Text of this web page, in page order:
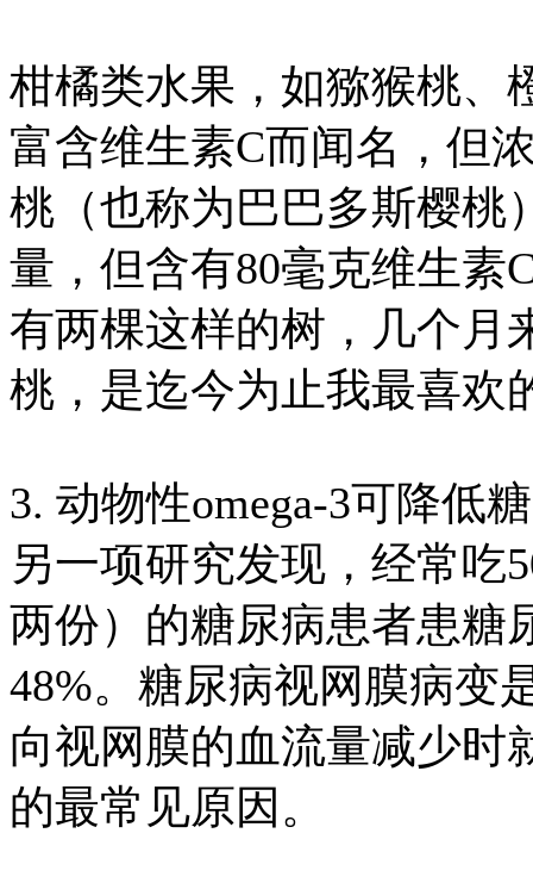
柑橘类水果，如猕猴桃、
富含维生素C而闻名，但
桃（也称为巴巴多斯樱桃
量，但含有80毫克维生素
有两棵这样的树，几个月
桃，是迄今为止我最喜欢
3. 动物性omega-3可降低
另一项研究发现，经常吃
两份）的糖尿病患者患糖
48%。糖尿病视网膜病变
向视网膜的血流量减少时
的最常见原因。